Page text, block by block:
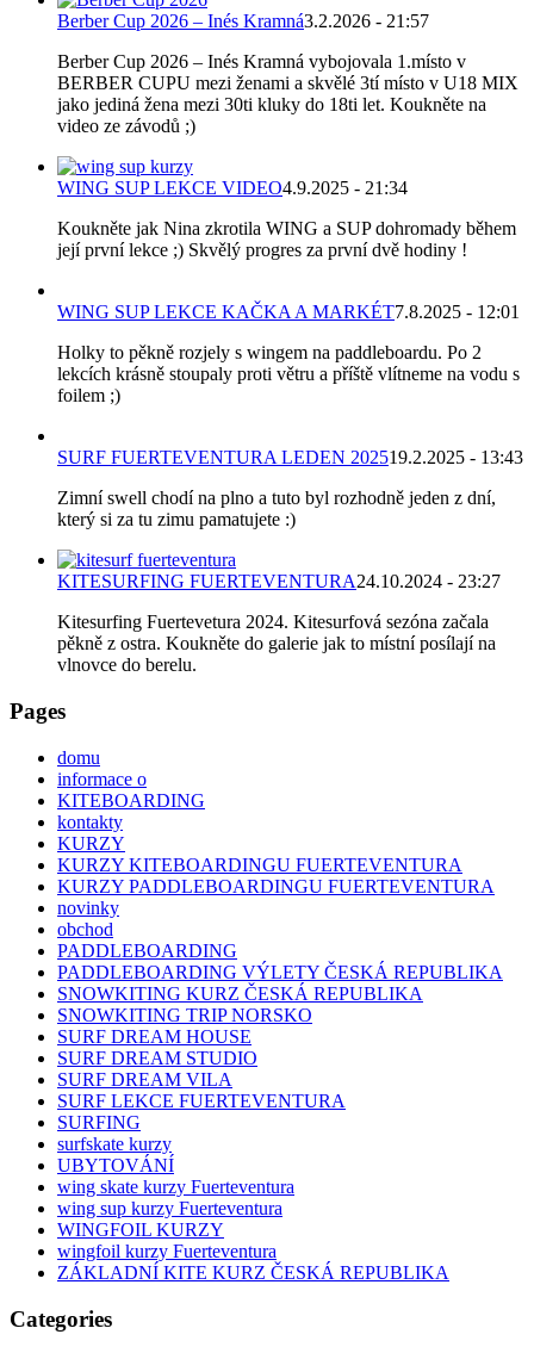
Berber Cup 2026 – Inés Kramná3.2.2026 - 21:57
Berber Cup 2026 – Inés Kramná vybojovala 1.místo v
BERBER CUPU mezi ženami a skvělé 3tí místo v U18 MIX
jako jediná žena mezi 30ti kluky do 18ti let. Koukněte na
video ze závodů ;)
WING SUP LEKCE VIDEO4.9.2025 - 21:34
Koukněte jak Nina zkrotila WING a SUP dohromady během
její první lekce ;) Skvělý progres za první dvě hodiny !
WING SUP LEKCE KAČKA A MARKÉT7.8.2025 - 12:01
Holky to pěkně rozjely s wingem na paddleboardu. Po 2
lekcích krásně stoupaly proti větru a příště vlítneme na vodu s
foilem ;)
SURF FUERTEVENTURA LEDEN 202519.2.2025 - 13:43
Zimní swell chodí na plno a tuto byl rozhodně jeden z dní,
který si za tu zimu pamatujete :)
KITESURFING FUERTEVENTURA24.10.2024 - 23:27
Kitesurfing Fuertevetura 2024. Kitesurfová sezóna začala
pěkně z ostra. Koukněte do galerie jak to místní posílají na
vlnovce do berelu.
Pages
domu
informace o
KITEBOARDING
kontakty
KURZY
KURZY KITEBOARDINGU FUERTEVENTURA
KURZY PADDLEBOARDINGU FUERTEVENTURA
novinky
obchod
PADDLEBOARDING
PADDLEBOARDING VÝLETY ČESKÁ REPUBLIKA
SNOWKITING KURZ ČESKÁ REPUBLIKA
SNOWKITING TRIP NORSKO
SURF DREAM HOUSE
SURF DREAM STUDIO
SURF DREAM VILA
SURF LEKCE FUERTEVENTURA
SURFING
surfskate kurzy
UBYTOVÁNÍ
wing skate kurzy Fuerteventura
wing sup kurzy Fuerteventura
WINGFOIL KURZY
wingfoil kurzy Fuerteventura
ZÁKLADNÍ KITE KURZ ČESKÁ REPUBLIKA
Categories